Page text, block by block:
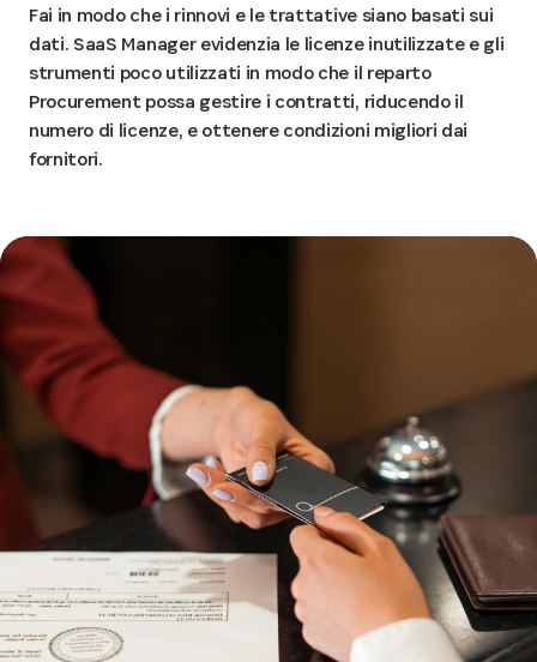
Fai in modo che i rinnovi e le trattative siano basati sui
dati. SaaS Manager evidenzia le licenze inutilizzate e gli
strumenti poco utilizzati in modo che il reparto
Procurement possa gestire i contratti, riducendo il
numero di licenze, e ottenere condizioni migliori dai
fornitori.